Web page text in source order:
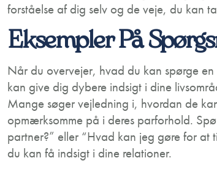
forståelse af dig selv og de veje, du kan
Eksempler På
Når du overvejer, hvad du kan spørge
kan give dig dybere indsigt i dine
Mange søger vejledning i, hvordan de
opmærksomme på i deres parforhold.
partner?” eller “Hvad kan jeg gøre for
du kan få indsigt i dine relationer.